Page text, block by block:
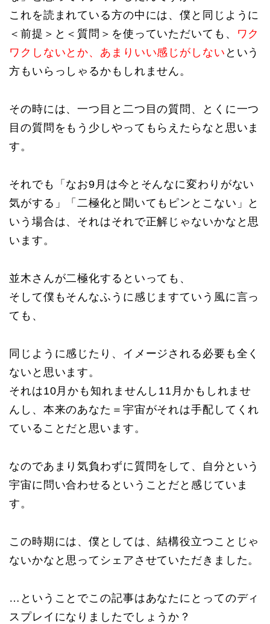
これを読まれている方の中には、僕と同じように
＜前提＞と＜質問＞を使っていただいても、
ワク
ワクしないとか、あまりいい感じがしない という
方もいらっしゃるかもしれません。
その時には、一つ目と二つ目の質問、とくに一つ
目の質問をもう少しやってもらえたらなと思いま
す。
それでも「なお9月は今とそんなに変わりがない
気がする」「二極化と聞いてもピンとこない」と
いう場合は、それはそれで正解じゃないかなと思
います。
並木さんが二極化するといっても、
そして僕もそんなふうに感じますていう風に言っ
ても、
同じように感じたり、イメージされる必要も全く
ないと思います。
それは10月かも知れませんし11月かもしれませ
んし、本来のあなた＝宇宙がそれは手配してくれ
ていることだと思います。
なのであまり気負わずに質問をして、自分という
宇宙に問い合わせるということだと感じていま
す。
この時期には、僕としては、結構役立つことじゃ
ないかなと思ってシェアさせていただきました。
…ということでこの記事はあなたにとってのディ
スプレイになりましたでしょうか？